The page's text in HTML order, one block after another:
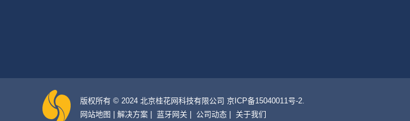
版权所有 © 2024 北京桂花网科技有限公司 京ICP备15040011号-2.
网站地图
解决方案 蓝牙网关 公司动态 关于我们